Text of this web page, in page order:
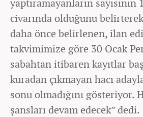
yaptıramayanların
civarında olduğunu
daha önce belirlenen, ilan
takvimimize göre 30 Ocak
sabahtan itibaren kayıtlar
kuradan çıkmayan hacı
sonu olmadığını gösteriyor.
şansları devam edecek” dedi.